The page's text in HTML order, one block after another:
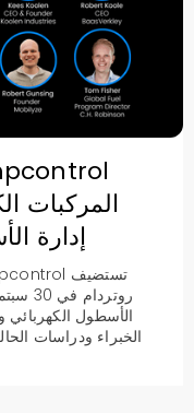
المركبات
إدارة
الأسطول
الخبراء ودراسات